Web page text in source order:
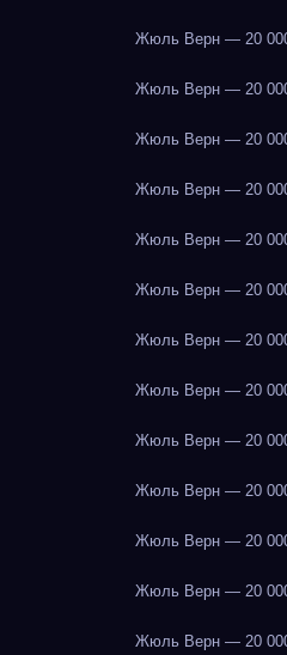
Жюль Верн — 20
Жюль Верн — 20
Жюль Верн — 20
Жюль Верн — 20
Жюль Верн — 20
Жюль Верн — 20
Жюль Верн — 20
Жюль Верн — 20
Жюль Верн — 20
Жюль Верн — 20
Жюль Верн — 20
Жюль Верн — 20
Жюль Верн — 20